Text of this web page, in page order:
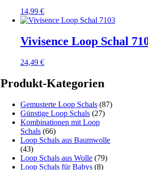
14,99 €
Vivisence Loop Schal
24,49 €
Produkt-Kategorien
Gemusterte Loop Schals (87)
Günstige Loop Schals (27)
Kombinationen mit Loop
Schals (66)
Loop Schals aus Baumwolle
(43)
Loop Schals aus Wolle (79)
Loop Schals für Babys (8)